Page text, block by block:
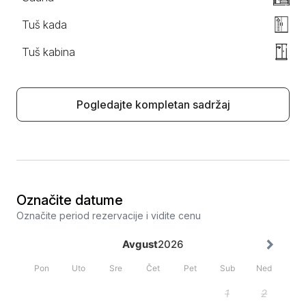
Tuš kada
Tuš kabina
Pogledajte kompletan sadržaj
Označite datume
Označite period rezervacije i vidite cenu